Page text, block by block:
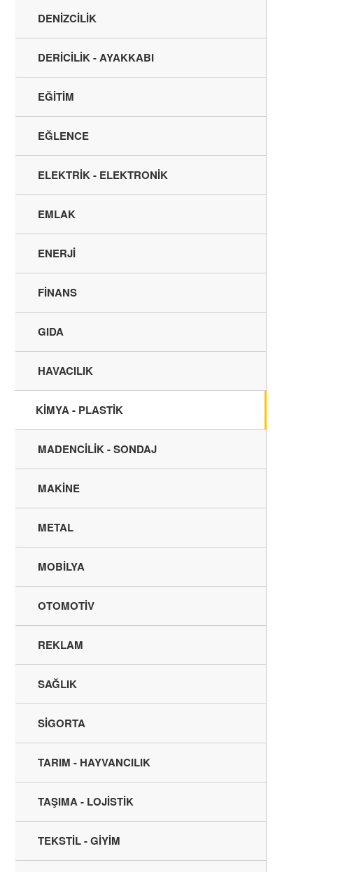
DENİZCİLİK
DERİCİLİK - AYAKKABI
EĞİTİM
EĞLENCE
ELEKTRİK - ELEKTRONİK
EMLAK
ENERJİ
FİNANS
GIDA
HAVACILIK
KİMYA - PLASTİK
MADENCİLİK - SONDAJ
MAKİNE
METAL
MOBİLYA
OTOMOTİV
REKLAM
SAĞLIK
SİGORTA
TARIM - HAYVANCILIK
TAŞIMA - LOJİSTİK
TEKSTİL - GİYİM